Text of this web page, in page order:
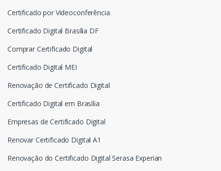
Certificado por Videoconferência
Certificado Digital Brasília DF
Comprar Certificado Digital
Certificado Digital MEI
Renovação de Certificado Digital
Certificado Digital em Brasília
Empresas de Certificado Digital
Renovar Certificado Digital A1
Renovação do Certificado Digital Serasa Experian